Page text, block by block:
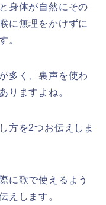
身体が自然にその
に無理をかけずに
。
多く、裏声を使わ
りますよね。
方を2つお伝えしま
に歌で使えるよう
えします。